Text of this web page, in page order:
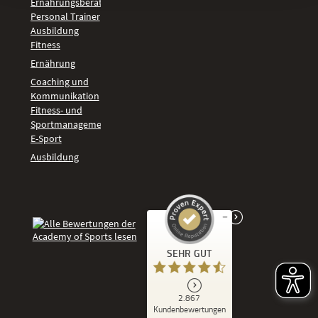
Personal Trainer
Ausbildung
Fitness
Ernährung
Coaching und
Kommunikation
Fitness- und
Sportmanagement
E-Sport
Ausbildung
SEHR GUT
2.867
Kundenbewertungen
Kundenbewertungen und Erfahrungen zu
Academy of Sports
%